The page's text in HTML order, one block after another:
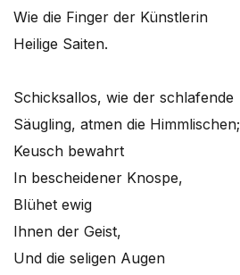
Wie die Finger der Künstlerin
Heilige Saiten.
Schicksallos, wie der schlafende
Säugling, atmen die Himmlischen;
Keusch bewahrt
In bescheidener Knospe,
Blühet ewig
Ihnen der Geist,
Und die seligen Augen